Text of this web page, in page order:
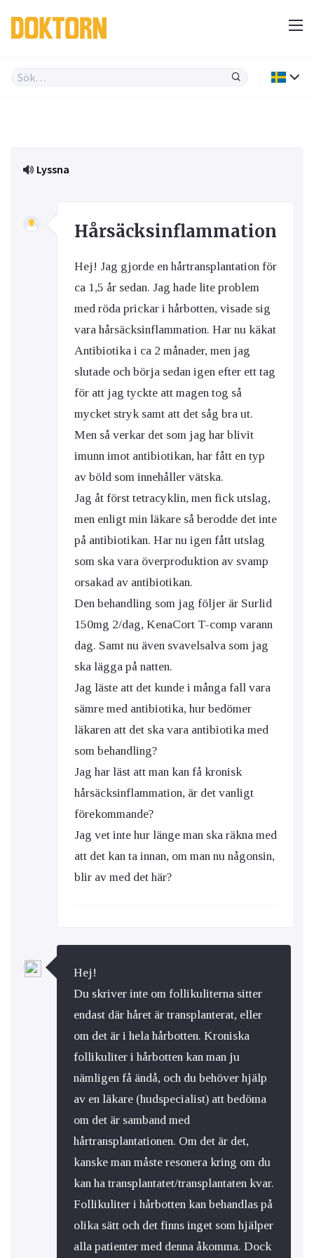
Lyssna
Hårsäcksinflammation
Hej! Jag gjorde en hårtransplantation för
ca 1,5 år sedan. Jag hade lite problem
med röda prickar i hårbotten, visade sig
vara hårsäcksinflammation. Har nu käkat
Antibiotika i ca 2 månader, men jag
slutade och börja sedan igen efter ett tag
för att jag tyckte att magen tog så
mycket stryk samt att det såg bra ut.
Men så verkar det som jag har blivit
imunn imot antibiotikan, har fått en typ
av böld som innehåller vätska.
Jag åt först tetracyklin, men fick utslag,
men enligt min läkare så berodde det inte
på antibiotikan. Har nu igen fått utslag
som ska vara överproduktion av svamp
orsakad av antibiotikan.
Den behandling som jag följer är Surlid
150mg 2/dag, KenaCort T-comp varann
dag. Samt nu även svavelsalva som jag
ska lägga på natten.
Jag läste att det kunde i många fall vara
sämre med antibiotika, hur bedömer
läkaren att det ska vara antibiotika med
som behandling?
Jag har läst att man kan få kronisk
hårsäcksinflammation, är det vanligt
förekommande?
Jag vet inte hur länge man ska räkna med
att det kan ta innan, om man nu någonsin,
blir av med det här?
Hej!
Du skriver inte om follikuliterna sitter
endast där håret är transplanterat, eller
om det är i hela hårbotten. Kroniska
follikuliter i hårbotten kan man ju
nämligen få ändå, och du behöver hjälp
av en läkare (hudspecialist) att bedöma
om det är samband med
hårtransplantationen. Om det är det,
kanske man måste resonera kring om du
kan ha transplantatet/transplantaten kvar.
Follikuliter i hårbotten kan behandlas på
olika sätt och det finns inget som hjälper
alla patienter med denna åkomma. Dock